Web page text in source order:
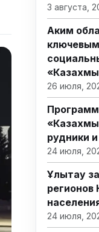
3 августа,
Аким
26 июля,
рудники
24 июля,
Ұлытау
регионов
24 июля,